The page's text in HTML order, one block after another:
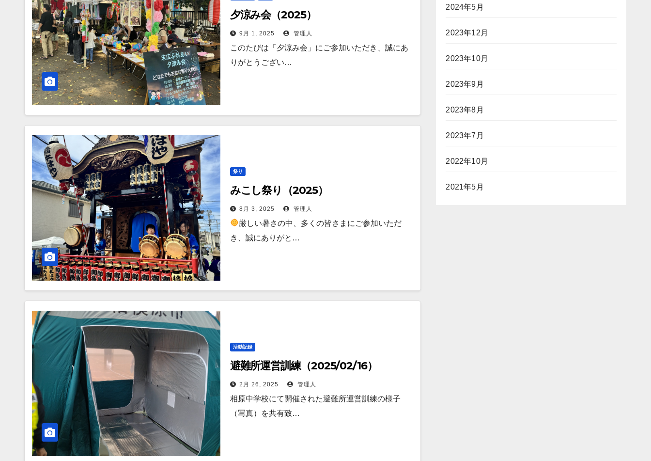
夕涼み会（2025）
9月 1, 2025 管理人
このたびは「夕涼み会」にご参加いただき、誠にあ
りがとうござい…
祭り
みこし祭り（2025）
8月 3, 2025 管理人
厳しい暑さの中、多くの皆さまにご参加いただ
き、誠にありがと…
活動記録
避難所運営訓練（2025/02/16）
2月 26, 2025 管理人
相原中学校にて開催された避難所運営訓練の様子
（写真）を共有致…
2024年5月
2023年12月
2023年10月
2023年9月
2023年8月
2023年7月
2022年10月
2021年5月